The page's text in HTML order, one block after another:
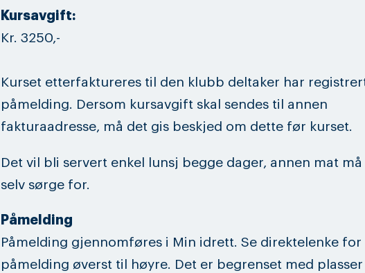
Kursavgift:
Kr. 3250,-
Kurset etterfaktureres til den klubb deltaker har
påmelding. Dersom kursavgift skal sendes til annen
fakturaadresse, må det gis beskjed om dette før kurset.
Det vil bli servert enkel lunsj begge dager, annen mat må
selv sørge for.
Påmelding
Påmelding gjennomføres i Min idrett. Se direktelenke for
påmelding øverst til høyre. Det er begrenset med plasser